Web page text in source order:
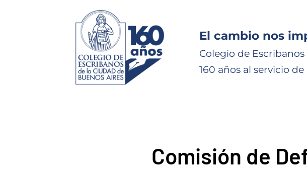
El cambio nos
Colegio de
160 años al servicio
Comisión de